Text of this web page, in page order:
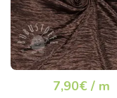
7,90€ / m